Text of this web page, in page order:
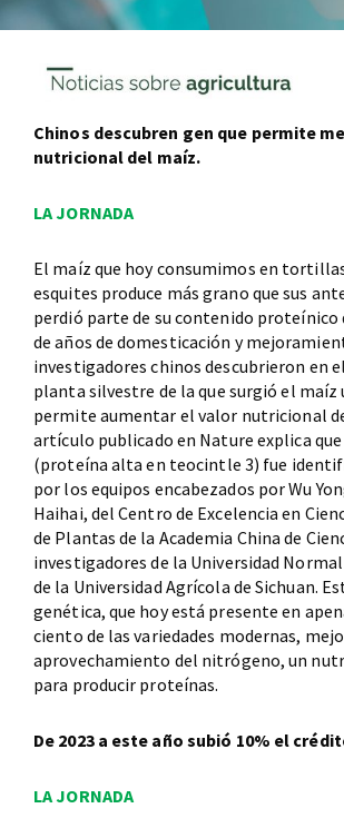
Chinos descubren gen que permite
nutricional del maíz.
LA JORNADA
El maíz que hoy consumimos en
esquites produce más grano que sus
perdió parte de su contenido proteínico
de años de domesticación y
investigadores chinos descubrieron en
planta silvestre de la que surgió el maíz
permite aumentar el valor nutricional
artículo publicado en Nature explica
(proteína alta en teocintle 3) fue
por los equipos encabezados por Wu
Haihai, del Centro de Excelencia en
de Plantas de la Academia China de
investigadores de la Universidad
de la Universidad Agrícola de Sichuan.
genética, que hoy está presente en
ciento de las variedades modernas,
aprovechamiento del nitrógeno, un
para producir proteínas.
De 2023 a este año subió 10% el
LA JORNADA